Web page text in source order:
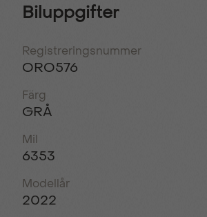
Biluppgifter
Registreringsnummer
ORO576
Färg
GRÅ
Mil
6353
Modellår
2022